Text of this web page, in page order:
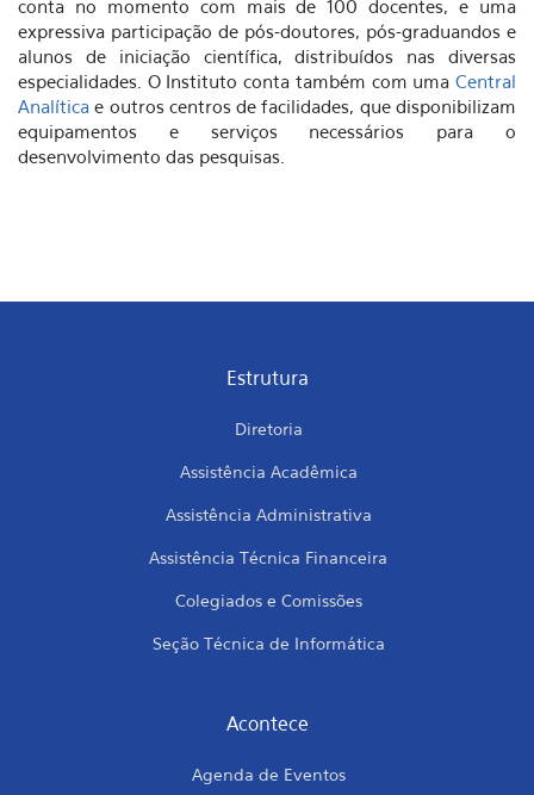
conta no momento com mais de 100 docentes, e uma
expressiva participação de pós-doutores, pós-graduandos e
alunos de iniciação científica, distribuídos nas diversas
especialidades. O Instituto conta também com uma Central
Analítica e outros centros de facilidades, que disponibilizam
equipamentos e serviços necessários para o
desenvolvimento das pesquisas.
Estrutura
Diretoria
Assistência Acadêmica
Assistência Administrativa
Assistência Técnica Financeira
Colegiados e Comissões
Seção Técnica de Informática
Acontece
Agenda de Eventos